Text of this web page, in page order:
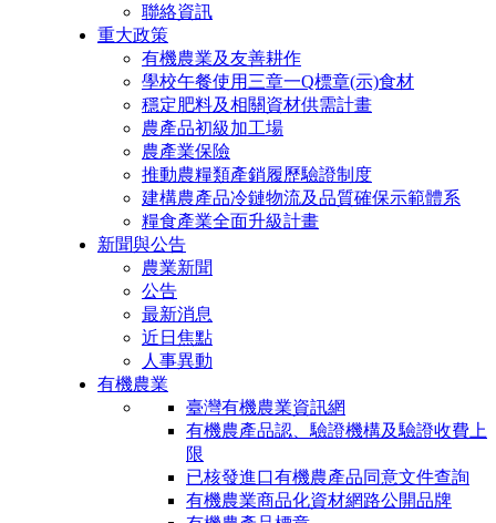
聯絡資訊
重大政策
有機農業及友善耕作
學校午餐使用三章一Q標章(示)食材
穩定肥料及相關資材供需計畫
農產品初級加工場
農產業保險
推動農糧類產銷履歷驗證制度
建構農產品冷鏈物流及品質確保示範體系
糧食產業全面升級計畫
新聞與公告
農業新聞
公告
最新消息
近日焦點
人事異動
有機農業
臺灣有機農業資訊網
有機農產品認、驗證機構及驗證收費上
限
已核發進口有機農產品同意文件查詢
有機農業商品化資材網路公開品牌